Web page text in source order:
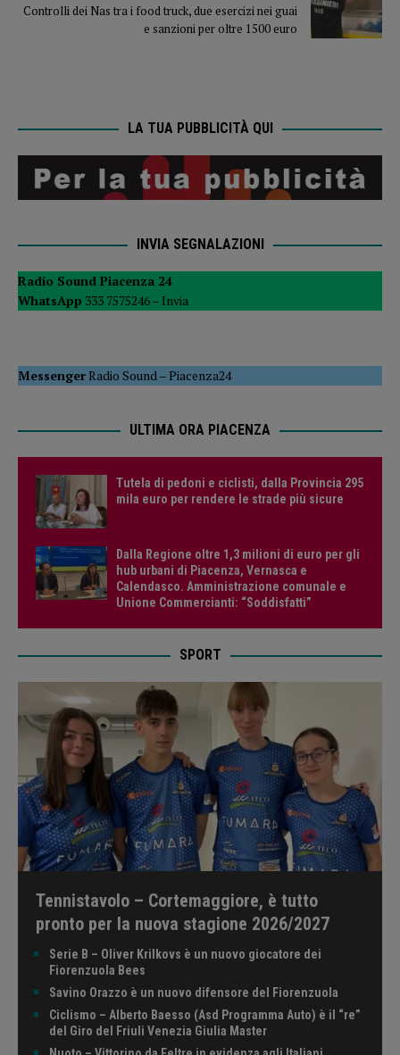
Controlli dei Nas tra i food truck, due esercizi nei guai
e sanzioni per oltre 1500 euro
LA TUA PUBBLICITÀ QUI
INVIA SEGNALAZIONI
Radio Sound Piacenza 24
WhatsApp 333 7575246 – Invia
MessengerRadio Sound–Piacenza24
ULTIMA ORA PIACENZA
Tutela di pedoni e ciclisti, dalla Provincia 295
mila euro per rendere le strade più sicure
Dalla Regione oltre 1,3 milioni di euro per gli
hub urbani di Piacenza, Vernasca e
Calendasco. Amministrazione comunale e
Unione Commercianti: “Soddisfatti”
SPORT
Tennistavolo – Cortemaggiore, è tutto
pronto per la nuova stagione 2026/2027
Serie B – Oliver Krilkovs è un nuovo giocatore dei
Fiorenzuola Bees
Savino Orazzo è un nuovo difensore del Fiorenzuola
Ciclismo – Alberto Baesso (Asd Programma Auto) è il “re”
del Giro del Friuli Venezia Giulia Master